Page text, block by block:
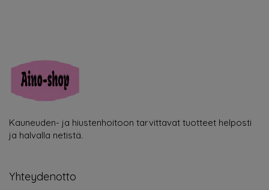
Kauneuden- ja hiustenhoitoon tarvittavat tuotteet helposti
ja halvalla netistä.
Yhteydenotto